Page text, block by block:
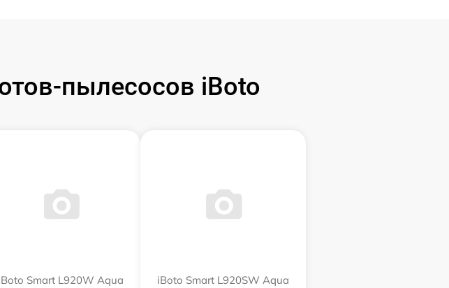
пылесосов iBoto
Smart L920W Aqua iBoto Smart L920SW Aqua